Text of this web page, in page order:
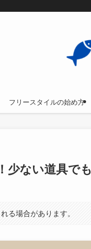
フリースタイルの始め方
少ない道具で
る場合があります。